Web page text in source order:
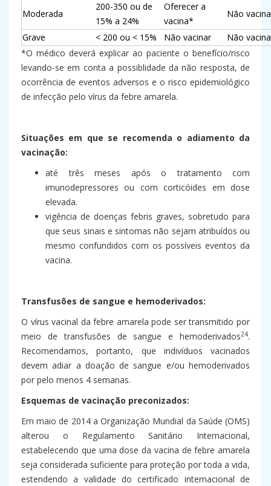
Moderada
200-350 ou de
15% a 24%
Oferecer a
vacina*
Não
Grave < 200 ou < 15% Não vacinar
Não
*O médico deverá explicar ao paciente o benefício/risco
levando-se em conta a possiblidade da não resposta, de
ocorrência de eventos adversos e o risco epidemiológico
de infecção pelo vírus da febre amarela.
Situações em que se recomenda o adiamento da
vacinação:
até três meses após o tratamento com
imunodepressores ou com corticóides em dose
elevada.
vigência de doenças febris graves, sobretudo para
que seus sinais e sintomas não sejam atribuídos ou
mesmo confundidos com os possíveis eventos da
vacina.
Transfusões de sangue e hemoderivados:
O vírus vacinal da febre amarela pode ser transmitido por
meio de transfusões de sangue e hemoderivados24.
Recomendamos, portanto, que indivíduos vacinados
devem adiar a doação de sangue e/ou hemoderivados
por pelo menos 4 semanas.
Esquemas de vacinação preconizados:
Em maio de 2014 a Organização Mundial da Saúde (OMS)
alterou o Regulamento Sanitário Internacional,
estabelecendo que uma dose da vacina de febre amarela
seja considerada suficiente para proteção por toda a vida,
estendendo a validade do certificado internacional de